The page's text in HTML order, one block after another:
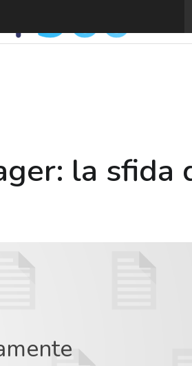
Il nuovo
la